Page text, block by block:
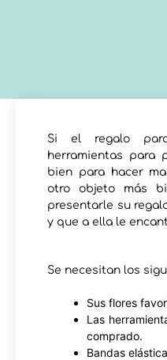
Si el regalo
herramientas para
bien para hacer
otro objeto más
presentarle su
y que a ella le
Se necesitan los
Sus flores
Las
comprado.
Bandas